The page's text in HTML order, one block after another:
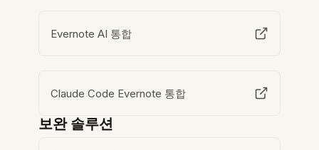
Evernote AI 통합
Claude Code Evernote 통합
보완 솔루션